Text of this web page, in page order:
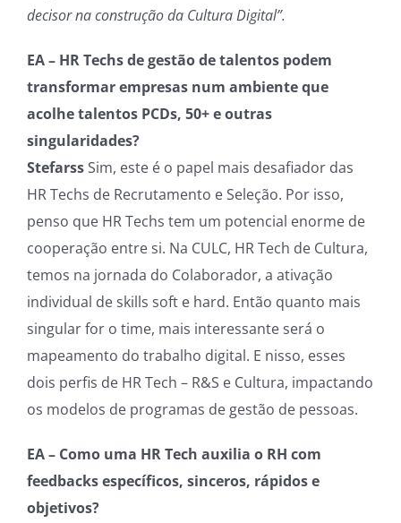
decisor na construção da Cultura Digital”.
EA – HR Techs de gestão de talentos podem
transformar empresas num ambiente que
acolhe talentos PCDs, 50+ e outras
singularidades?
StefarssSim, este é o papel mais desafiador das
HR Techs de Recrutamento e Seleção. Por isso,
penso que HR Techs tem um potencial enorme de
cooperação entre si. Na CULC, HR Tech de Cultura,
temos na jornada do Colaborador, a ativação
individual de skills soft e hard. Então quanto mais
singular for o time, mais interessante será o
mapeamento do trabalho digital. E nisso, esses
dois perfis de HR Tech – R&S e Cultura, impactando
os modelos de programas de gestão de pessoas.
EA – Como uma HR Tech auxilia o RH com
feedbacks específicos, sinceros, rápidos e
objetivos?